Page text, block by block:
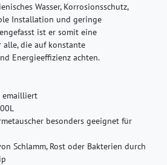
Wasser, Korrosionsschutz,
Installation und geringe
ist er somit eine
alle, die auf konstante
Energieeffizienz achten.
emailliert
besonders geeignet für
Schlamm, Rost oder Bakterien durch